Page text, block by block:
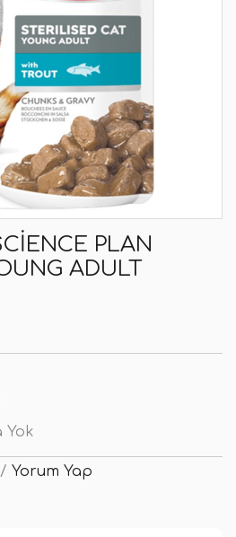
PLAN
ADULT
Yok
/ Yorum Yap